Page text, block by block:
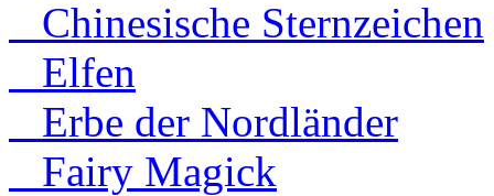
Chinesische Sternzeichen
Elfen
Erbe der Nordländer
Fairy Magick